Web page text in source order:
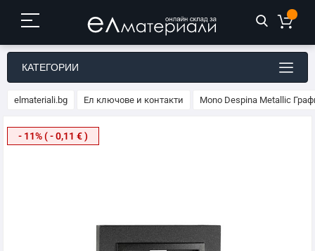
КАТЕГОРИИ
elmateriali.bg Ел ключове и контакти Mono Despina Metallic
Преминете
към
- 11% ( - 0,11 € )